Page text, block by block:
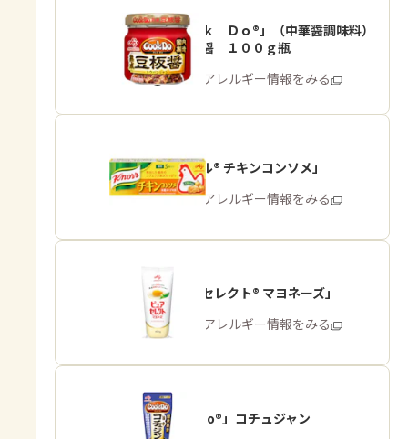
「Ｃｏｏｋ Ｄｏ®」（中華醤調味料）
熟成豆板醤 １００ｇ瓶
商品・アレルギー情報をみる
「クノール® チキンコンソメ」
商品・アレルギー情報をみる
「ピュアセレクト® マヨネーズ」
商品・アレルギー情報をみる
「Cook Do®」コチュジャン